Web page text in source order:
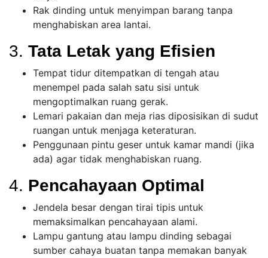
Rak dinding untuk menyimpan barang tanpa
menghabiskan area lantai.
3. Tata Letak yang Efisien
Tempat tidur ditempatkan di tengah atau
menempel pada salah satu sisi untuk
mengoptimalkan ruang gerak.
Lemari pakaian dan meja rias diposisikan di sudut
ruangan untuk menjaga keteraturan.
Penggunaan pintu geser untuk kamar mandi (jika
ada) agar tidak menghabiskan ruang.
4. Pencahayaan Optimal
Jendela besar dengan tirai tipis untuk
memaksimalkan pencahayaan alami.
Lampu gantung atau lampu dinding sebagai
sumber cahaya buatan tanpa memakan banyak